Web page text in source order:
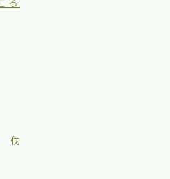
ろ
仂